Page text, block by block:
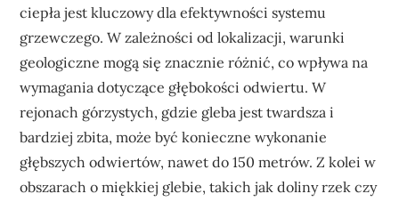
ciepła jest kluczowy dla efektywności systemu
grzewczego. W zależności od lokalizacji, warunki
geologiczne mogą się znacznie różnić, co wpływa na
wymagania dotyczące głębokości odwiertu. W
rejonach górzystych, gdzie gleba jest twardsza i
bardziej zbita, może być konieczne wykonanie
głębszych odwiertów, nawet do 150 metrów. Z kolei w
obszarach o miękkiej glebie, takich jak doliny rzek czy